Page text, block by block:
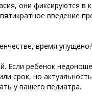
они фиксируются
введение
время упущено?
Если ребенок
срок, но
у вашего педиатра.